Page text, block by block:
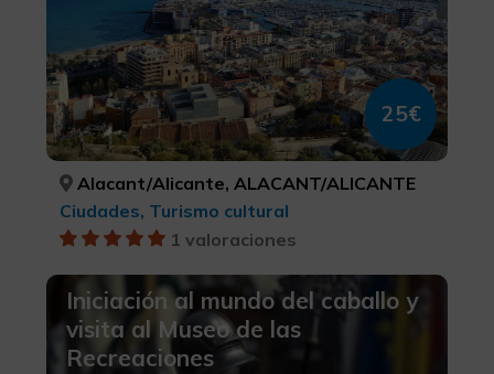
25€
Alacant/Alicante, ALACANT/ALICANTE
Ciudades, Turismo cultural
1 valoraciones
Iniciación al mundo del caballo y
visita al Museo de las
Recreaciones